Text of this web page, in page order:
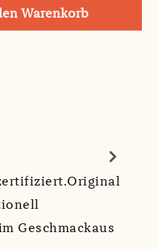
gewünschten
Warenkorb
Geschmackaus